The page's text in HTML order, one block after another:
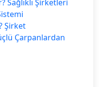
Sağlıklı Şirketleri
Şirket
Çarpanlardan